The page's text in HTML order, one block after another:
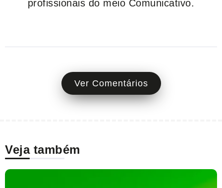
profissionais do meio Comunicativo.
Ver Comentários
Veja também